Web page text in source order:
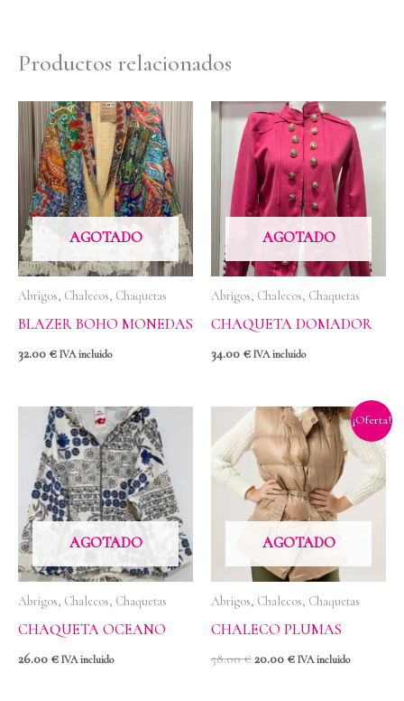
Productos relacionados
AGOTADO
Abrigos, Chalecos, Chaquetas
BLAZER BOHO MONEDAS
32.00 € IVA incluido
AGOTADO
Abrigos, Chalecos, Chaquetas
CHAQUETA DOMADOR
34.00 € IVA incluido
AGOTADO
Abrigos, Chalecos, Chaquetas
CHAQUETA OCEANO
26.00 € IVA incluido
¡Oferta!
AGOTADO
Abrigos, Chalecos, Chaquetas
CHALECO PLUMAS
58.00€
El
precio
original
era:
58.00 €.
20.00 €
El
precio
actual
es:
20.00 €.
IVA incluido